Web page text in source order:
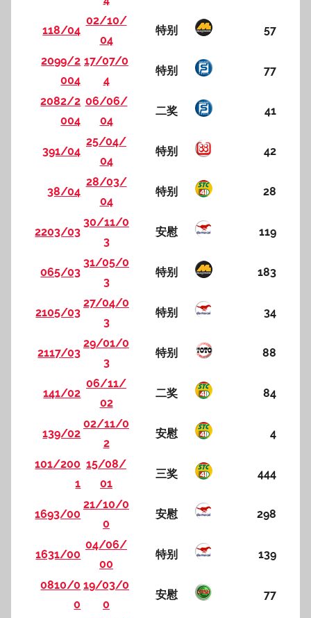
118/04
02/10/
04
特别 57
2099/2
004
17/07/0
4
特别 77
2082/2
004
06/06/
04
二奖 41
391/04
25/04/
04
特别 42
38/04
28/03/
04
特别 28
2203/03
30/11/0
3
安慰 119
065/03
31/05/0
3
特别 183
2105/03
27/04/0
3
特别 34
2117/03
29/01/0
3
特别 88
141/02
06/11/
02
二奖 84
139/02
02/11/0
2
安慰 4
101/200
1
15/08/
01
三奖 444
1693/00
21/10/0
0
安慰 298
1631/00
04/06/
00
特别 139
0810/0
0
19/03/0
0
安慰 77